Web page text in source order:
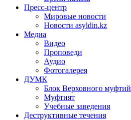
Пресс-центр
Мировые новости
Новости asyldin.kz
Медиа
Видео
Проповеди
Аудио
Фотогалерея
ДУМК
Блок Верховного муфтий
Муфтият
Учебные заведения
Деструктивные течения